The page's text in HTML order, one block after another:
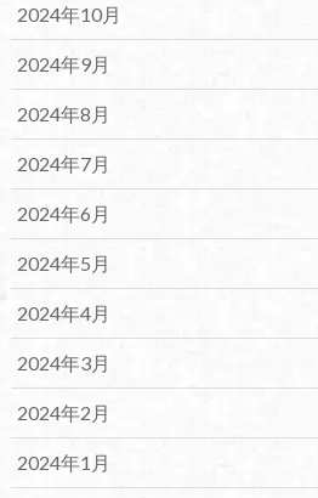
2024年10月
2024年9月
2024年8月
2024年7月
2024年6月
2024年5月
2024年4月
2024年3月
2024年2月
2024年1月